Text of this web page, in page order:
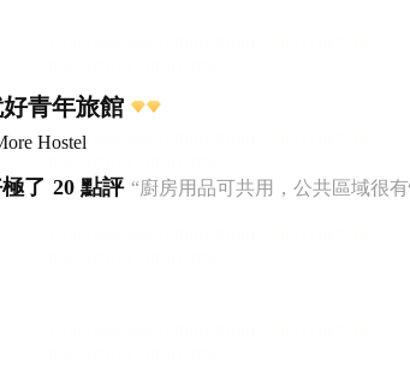
青年旅館
Hostel
了 20 點評 “廚房用品可共用，公共區域很